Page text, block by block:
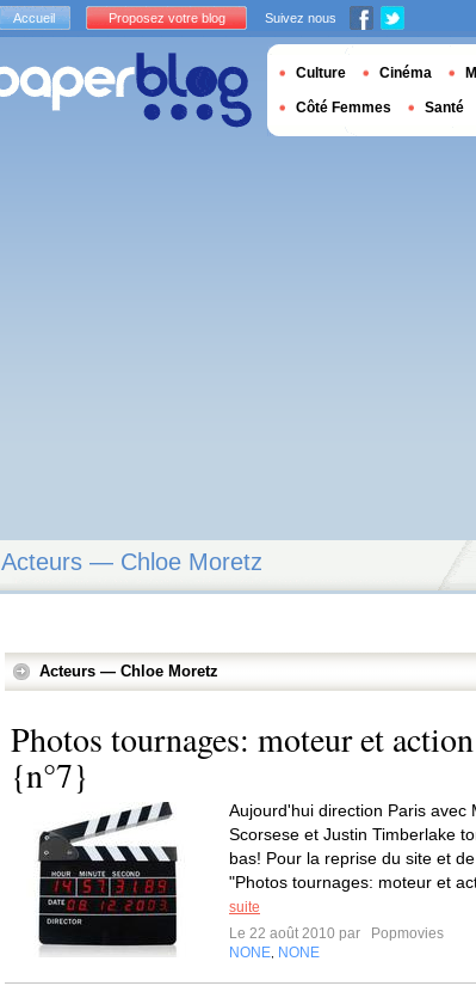
Acteurs — Chloe Moretz
Acteurs — Chloe Moretz
Photos tournages: moteur et
{n°7}
Aujourd'hui direction Paris avec
Scorsese et Justin Timberlake
bas! Pour la reprise du site et
"Photos tournages: moteur et
suite
Le 22 août 2010 par
Popmovies
NONE NONE
Accueil Proposez votre blog Suivez nous
Culture Cinéma
Côté Femmes Santé